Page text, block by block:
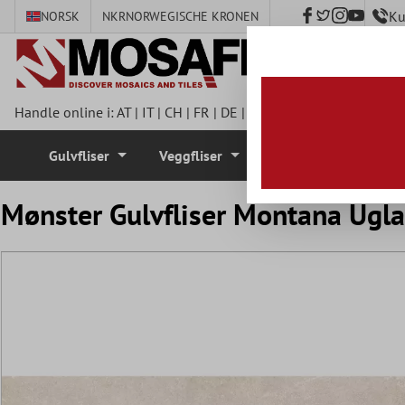
NORSK NKRNORWEGISCHE KRONEN
Handle online i:AT| IT| CH | FR | DE |
Gulvfliser Veggfliser
Mønster Gulvfliser Montana